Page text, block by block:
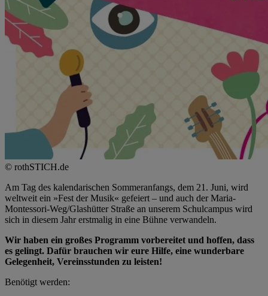
© rothSTICH.de
Am Tag des kalendarischen Sommeranfangs, dem 21. Juni, wird
weltweit ein »Fest der Musik« gefeiert – und auch der Maria-
Montessori-Weg/Glashütter Straße an unserem Schulcampus wird
sich in diesem Jahr erstmalig in eine Bühne verwandeln.
Wir haben ein großes Programm vorbereitet und hoffen, dass
es gelingt. Dafür brauchen wir eure Hilfe, eine wunderbare
Gelegenheit, Vereinsstunden zu leisten!
Benötigt werden: